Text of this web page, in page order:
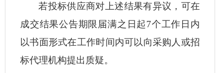
若投标供应商对上述结果有异议，可在
成交结果公告期限届满之日起7个工作日内
以书面形式在工作时间内可以向采购人或招
标代理机构提出质疑。